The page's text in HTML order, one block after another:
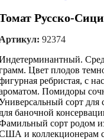
Русско-
92374
Цвет плодов
ребристая, с
Помидоры
сорт
баночной
сорт родом
и коллекционерам